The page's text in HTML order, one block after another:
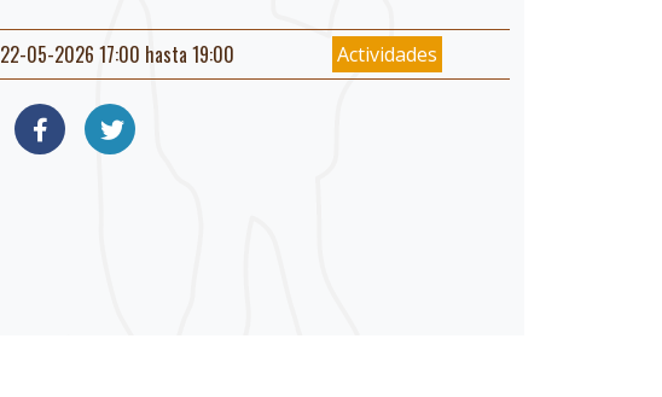
22-05-2026 17:00 hasta 19:00 Actividades